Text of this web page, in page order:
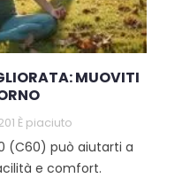
MUOVITI
È piaciuto
(C60) può aiutarti a
e comfort.